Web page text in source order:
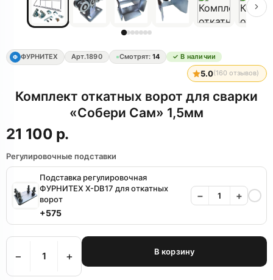
Ф ФУРНИТЕХ Арт.1890 Смотрят: 14 ✓ В наличии
5.0(160 отзывов)
Комплект откатных ворот для сварки
«Собери Сам» 1,5мм
21 100 р.
Регулировочные подставки
Подставка регулировочная
ФУРНИТЕХ X-DB17 для откатных
ворот
+575
− +
− + В корзину